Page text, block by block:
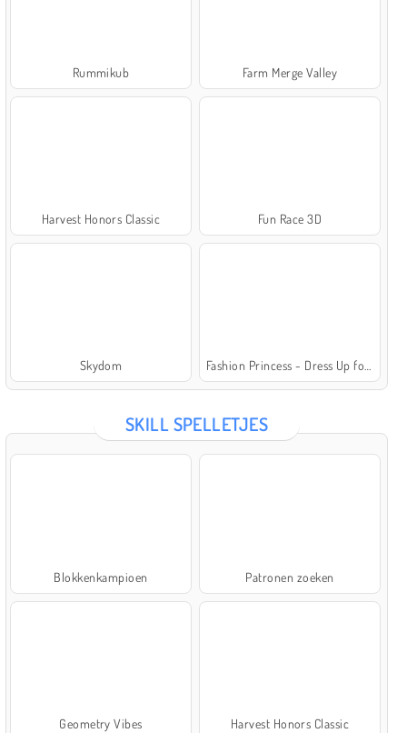
Rummikub Farm Merge Valley
Harvest Honors Classic Fun Race 3D
Skydom Fashion Princess - Dress Up for Girls
SKILL SPELLETJES
Blokkenkampioen Patronen zoeken
Geometry Vibes Harvest Honors Classic